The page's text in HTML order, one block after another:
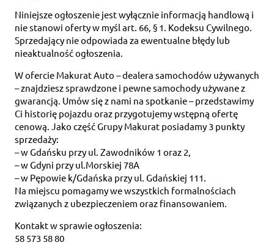
Niniejsze ogłoszenie jest wyłącznie informacją handlową i
nie stanowi oferty w myśl art. 66, § 1. Kodeksu Cywilnego.
Sprzedający nie odpowiada za ewentualne błędy lub
nieaktualność ogłoszenia.
W ofercie Makurat Auto – dealera samochodów używanych
– znajdziesz sprawdzone i pewne samochody używane z
gwarancją. Umów się z nami na spotkanie – przedstawimy
Ci historię pojazdu oraz przygotujemy wstępną ofertę
cenową. Jako część Grupy Makurat posiadamy 3 punkty
sprzedaży:
– w Gdańsku przy ul. Zawodników 1 oraz 2,
– w Gdyni przy ul.Morskiej 78A
– w Pępowie k/Gdańska przy ul. Gdańskiej 111.
Na miejscu pomagamy we wszystkich formalnościach
związanych z ubezpieczeniem oraz finansowaniem.
Kontakt w sprawie ogłoszenia:
58 573 58 80